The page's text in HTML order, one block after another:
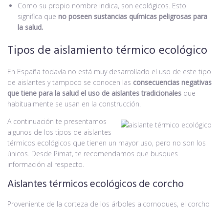
Como su propio nombre indica, son ecológicos. Esto
significa que no poseen sustancias químicas peligrosas para
la salud.
Tipos de aislamiento térmico ecológico
En España todavía no está muy desarrollado el uso de este tipo
de aislantes y tampoco se conocen las consecuencias negativas
que tiene para la salud el uso de aislantes tradicionales que
habitualmente se usan en la construcción.
A continuación te presentamos
algunos de los tipos de aislantes
térmicos ecológicos que tienen un mayor uso, pero no son los
únicos. Desde Pimat, te recomendamos que busques
información al respecto.
Aislantes térmicos ecológicos de corcho
Proveniente de la corteza de los árboles alcornoques, el corcho